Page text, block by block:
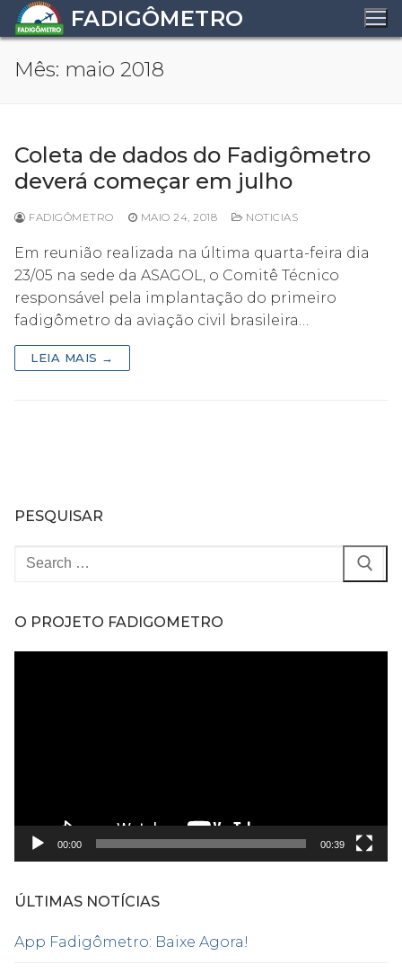
Pular
para
conteúdo
FADIGÔMETRO
Mês: maio 2018
Coleta de dados do Fadigômetro
deverá começar em julho
FADIGÔMETRO MAIO 24, 2018 NOTICIAS
Em reunião realizada na última quarta-feira dia
23/05 na sede da ASAGOL, o Comitê Técnico
responsável pela implantação do primeiro
fadigômetro da aviação civil brasileira…
LEIA MAIS →
PESQUISAR
Pesquisar
O PROJETO FADIGOMETRO
00:00 00:39
ÚLTIMAS NOTÍCIAS
App Fadigômetro: Baixe Agora!